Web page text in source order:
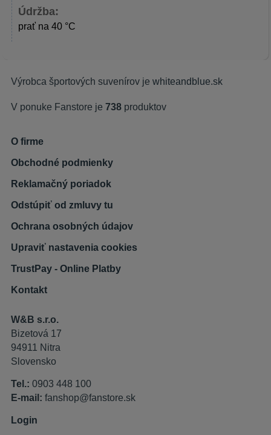
Údržba:
prať na 40 °C
Výrobca športových suvenírov je whiteandblue.sk
V ponuke Fanstore je 738 produktov
O firme
Obchodné podmienky
Reklamačný poriadok
Odstúpiť od zmluvy tu
Ochrana osobných údajov
Upraviť nastavenia cookies
TrustPay - Online Platby
Kontakt
W&B s.r.o.
Bizetová 17
94911 Nitra
Slovensko
Tel.: 0903 448 100
E-mail: fanshop@fanstore.sk
Login